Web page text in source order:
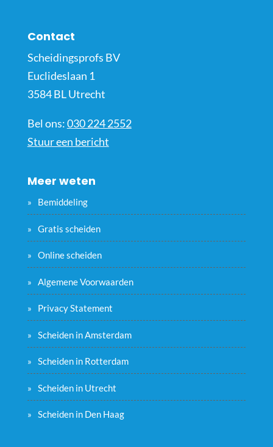
Contact
Scheidingsprofs BV
Euclideslaan 1
3584 BL Utrecht
Bel ons:030 224 2552
Stuur een bericht
Meer weten
Bemiddeling
Gratis scheiden
Online scheiden
Algemene Voorwaarden
Privacy Statement
Scheiden in Amsterdam
Scheiden in Rotterdam
Scheiden in Utrecht
Scheiden in Den Haag